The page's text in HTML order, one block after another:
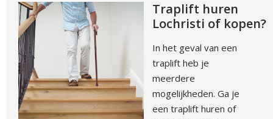
Traplift huren
Lochristi of kopen?
In het geval van een
traplift heb je
meerdere
mogelijkheden. Ga je
een traplift huren of